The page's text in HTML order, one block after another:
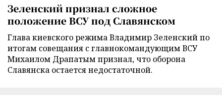
Зеленский признал сложное
положение ВСУ под Славянском
Глава киевского режима Владимир Зеленский по
итогам совещания с главнокомандующим ВСУ
Михаилом Драпатым признал, что оборона
Славянска остается недостаточной.